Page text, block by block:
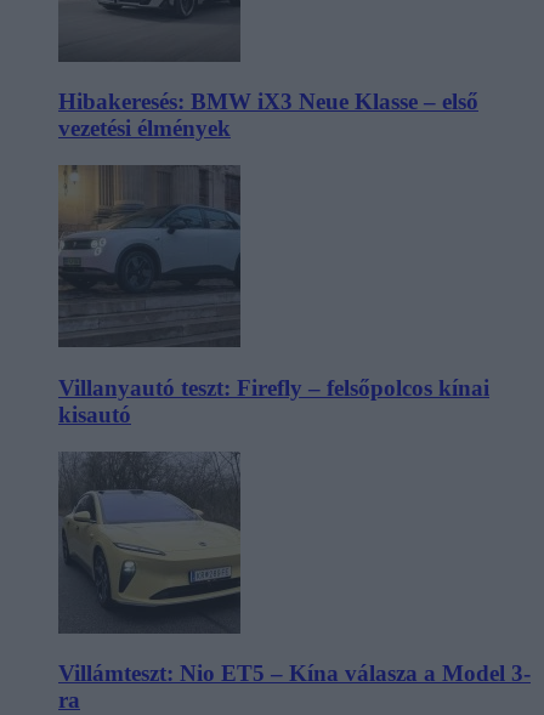
Hibakeresés: BMW iX3 Neue Klasse – első
vezetési élmények
Villanyautó teszt: Firefly – felsőpolcos kínai
kisautó
Villámteszt: Nio ET5 – Kína válasza a Model 3-
ra